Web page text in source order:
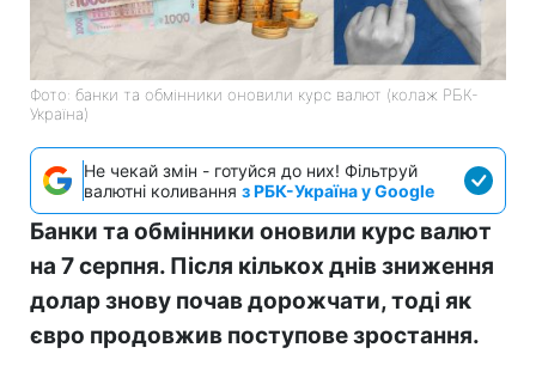
Фото: банки та обмінники оновили курс валют (колаж РБК-
Україна)
Не чекай змін - готуйся до них! Фільтруй
валютні коливання з РБК-Україна у Google
Банки та обмінники оновили курс валют
на 7 серпня. Після кількох днів зниження
долар знову почав дорожчати, тоді як
євро продовжив поступове зростання.